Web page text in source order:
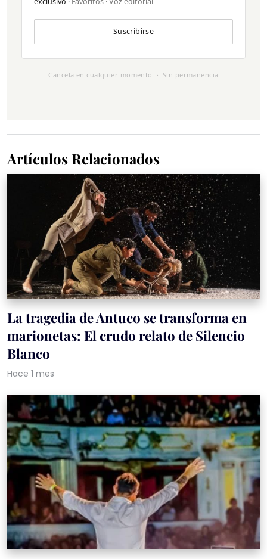
Suscribirse
Cancela en cualquier momento · Sin permanencia
Artículos Relacionados
La tragedia de Antuco se transforma en
marionetas: El crudo relato de Silencio
Blanco
Hace 1 mes